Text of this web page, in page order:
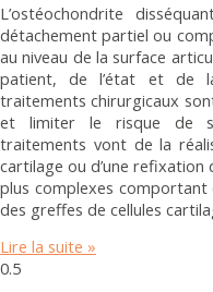
L’ostéochondrite
détachement partiel ou
au niveau de la surface
patient, de l’état et de
traitements chirurgicaux
et limiter le risque de
traitements vont de la
cartilage ou d’une
plus complexes comportant
des greffes de cellules
Lire la suite »